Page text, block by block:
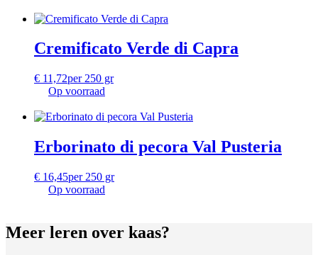
Cremificato Verde di Capra
€ 11,72per 250 gr
Op voorraad
Erborinato di pecora Val Pusteria
€ 16,45per 250 gr
Op voorraad
Meer leren over kaas?